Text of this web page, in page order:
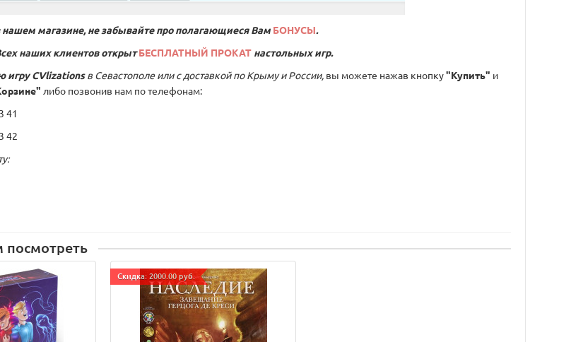
нашем магазине, не забывайте про полагающиеся Вам БОНУСЫ.
наших клиентов открыт БЕСПЛАТНЫЙ ПРОКАТ настольных игр.
игру CVlizations в Севастополе или с доставкой по Крыму и России, вы можете нажав кнопку"Купить" и
либо позвонив нам по телефонам:
41
42
посмотреть
Cкидка: 2000.00 руб.